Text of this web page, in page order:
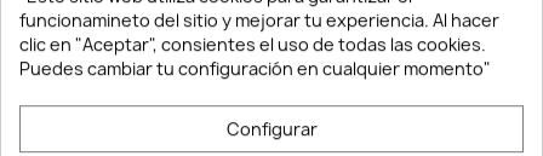
En Stock·Envío 24/48h
CILINDRO SEGURIDAD...
funcionamineto del sitio y mejorar tu experiencia. Al hacer
clic en "Aceptar", consientes el uso de todas las cookies.
Puedes cambiar tu configuración en cualquier momento"
Configurar